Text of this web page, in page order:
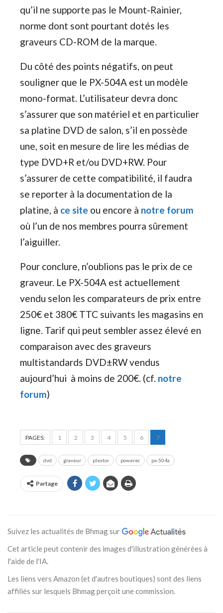
qu’il ne supporte pas le Mount-Rainier,
norme dont sont pourtant dotés les
graveurs CD-ROM de la marque.
Du côté des points négatifs, on peut
souligner que le PX-504A est un modèle
mono-format. L’utilisateur devra donc
s’assurer que son matériel et en particulier
sa platine DVD de salon, s’il en possède
une, soit en mesure de lire les médias de
type DVD+R et/ou DVD+RW. Pour
s’assurer de cette compatibilité, il faudra
se reporter à la documentation de la
platine, à ce site ou encore à notre forum
où l’un de nos membres pourra sûrement
l’aiguiller.
Pour conclure, n’oublions pas le prix de ce
graveur. Le PX-504A est actuellement
vendu selon les comparateurs de prix entre
250€ et 380€ TTC suivants les magasins en
ligne. Tarif qui peut sembler assez élevé en
comparaison avec des graveurs
multistandards DVD±RW vendus
aujourd’hui à moins de 200€. (cf. notre
forum)
PAGES: 1 2 3 4 5 6 7
dvd graveur plextor powerec px-504a
Partage
Suivez les actualités de Bhmag sur
Cet article peut contenir des images d'illustration générées à
l'aide de l'IA.
Les liens vers Amazon (et d'autres boutiques) sont des liens
affiliés sur lesquels Bhmag perçoit une commission.